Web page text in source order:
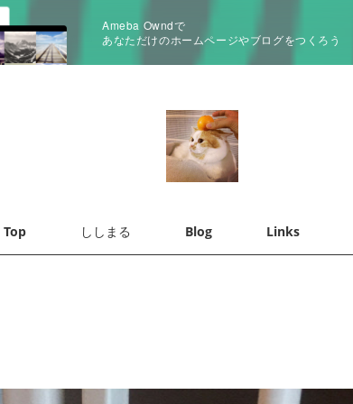
Ameba Owndで
あなただけのホームページやブログをつくろう
Top ししまる Blog Links